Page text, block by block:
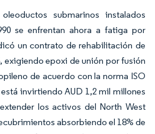
submarinos instalados
se enfrentan ahora a fatiga por
un contrato de rehabilitación de
exigiendo epoxi de unión por fusión
de acuerdo con la norma ISO
invirtiendo AUD 1,2 mil millones
los activos del North West
absorbiendo el 18% de